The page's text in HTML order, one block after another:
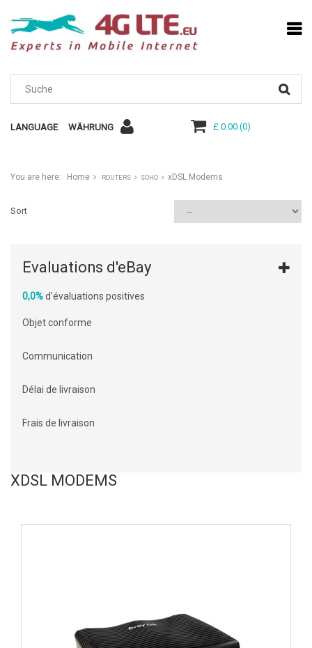
LANGUAGE WÄHRUNG £ 0.00(0)
You are here: Home ROUTERS SOHO xDSL Modems
Sort
Evaluations d'eBay
0,0%d'évaluations positives
Objet conforme
Communication
Délai de livraison
Frais de livraison
XDSL MODEMS